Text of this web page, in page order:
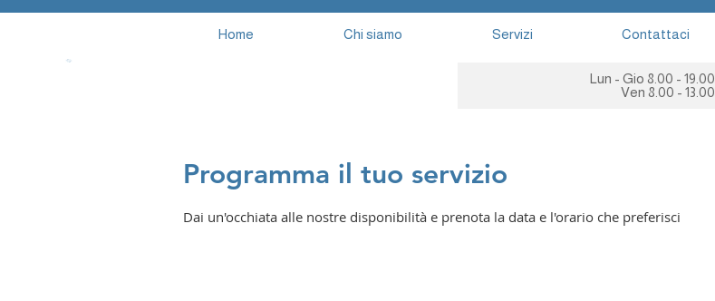
Home Chi siamo Servizi Contattaci
Lun - Gio 8.00 - 19.00
Ven 8.00 - 13.00
Programma il tuo servizio
Dai un'occhiata alle nostre disponibilità e prenota la data e l'orario che preferisci